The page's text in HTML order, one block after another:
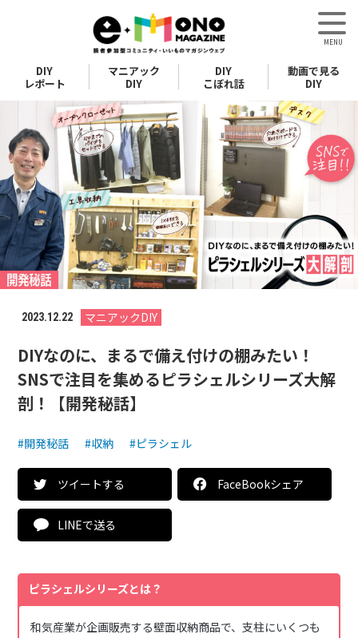
DIY
レポート
マニアック
DIY
DIY
こぼれ話
動画で見る
DIY
2023.12.22 マニアックDIY
DIYなのに、まるで備え付けの棚みたい！
SNSで注目を集めるピラシェルシリーズ大解
剖！【開発秘話】
#開発秘話 #収納 #ピラシェル
ツイートする FaceBookシェア
LINEで送る
ピラシェルシリーズとは？
和気産業が企画販売する壁面収納商品で、支柱にいくつも